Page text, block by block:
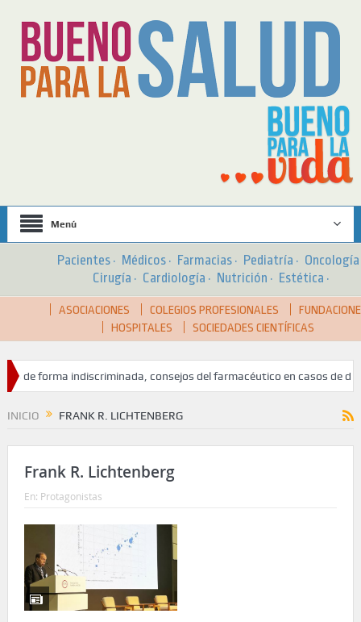
Menú
Pacientes · Médicos · Farmacias · Pediatría ·
Cirugía · Cardiología · Nutrición · Estética ·
ASOCIACIONES COLEGIOS PROFESIONALES
HOSPITALES
SOCIEDADES CIENTÍFICAS
forma indiscriminada, consejos del farmacéutico en casos de
INICIO FRANK R. LICHTENBERG
Frank R. Lichtenberg
En: Protagonistas